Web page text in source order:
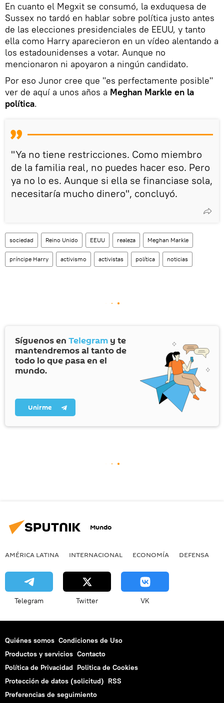
En cuanto el Megxit se consumó, la exduquesa de
Sussex no tardó en hablar sobre política justo antes
de las elecciones presidenciales de EEUU, y tanto
ella como Harry aparecieron en un vídeo alentando a
los estadounidenses a votar. Aunque no
mencionaron ni apoyaron a ningún candidato.
Por eso Junor cree que "es perfectamente posible"
ver de aquí a unos años a Meghan Markle en la
política.
"Ya no tiene restricciones. Como miembro
de la familia real, no puedes hacer eso. Pero
ya no lo es. Aunque si ella se financiase sola,
necesitaría mucho dinero", concluyó.
sociedad Reino Unido EEUU realeza Meghan Markle
príncipe Harry activismo activistas política noticias
Síguenos en Telegram y te
mantendremos al tanto de
todo lo que pasa en el
mundo.
Unirme
Mundo
AMÉRICA LATINA INTERNACIONAL ECONOMÍA DEFENSA
Telegram Twitter VK
Quiénes somos Condiciones de Uso
Productos y servicios Contacto
Política de Privacidad Politica de Cookies
Protección de datos (solicitud) RSS
Preferencias de seguimiento